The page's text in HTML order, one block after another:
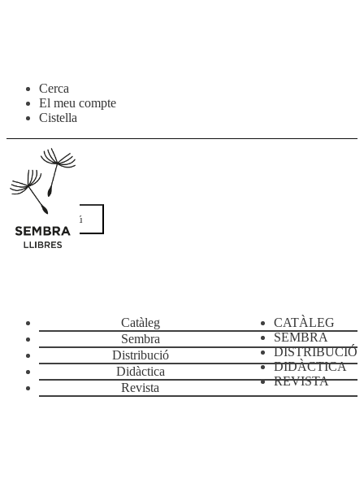
Salta
navegació
contingut
Cerca
El meu compte
Cistella
Menú
CATÀLEG
SEMBRA
DISTRIBUCIÓ
DIDÀCTICA
REVISTA
Catàleg
Sembra
Distribució
Didàctica
Revista